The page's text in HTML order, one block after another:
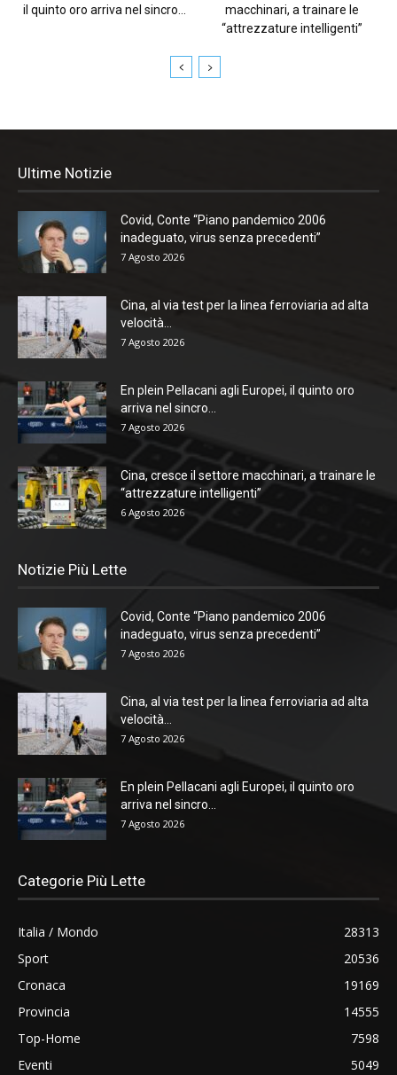
il quinto oro arriva nel sincro...
macchinari, a trainare le
“attrezzature intelligenti”
Ultime Notizie
Covid, Conte “Piano pandemico 2006
inadeguato, virus senza precedenti”
7 Agosto 2026
Cina, al via test per la linea ferroviaria ad alta
velocità...
7 Agosto 2026
En plein Pellacani agli Europei, il quinto oro
arriva nel sincro...
7 Agosto 2026
Cina, cresce il settore macchinari, a trainare le
“attrezzature intelligenti”
6 Agosto 2026
Notizie Più Lette
Covid, Conte “Piano pandemico 2006
inadeguato, virus senza precedenti”
7 Agosto 2026
Cina, al via test per la linea ferroviaria ad alta
velocità...
7 Agosto 2026
En plein Pellacani agli Europei, il quinto oro
arriva nel sincro...
7 Agosto 2026
Categorie Più Lette
Italia / Mondo
28313
Sport
20536
Cronaca
19169
Provincia
14555
Top-Home
7598
Eventi
5049